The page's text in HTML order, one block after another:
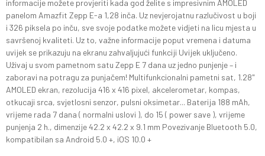
informacije možete provjeriti kada god želite s impresivnim AMOLED
panelom Amazfit Zepp E-a 1,28 inča. Uz nevjerojatnu razlučivost u boji
i 326 piksela po inču, sve svoje podatke možete vidjeti na licu mjesta u
savršenoj kvaliteti. Uz to, važne informacije poput vremena i datuma
uvijek se prikazuju na ekranu zahvaljujući funkciji Uvijek uključeno.
Uživaj u svom pametnom satu Zepp E 7 dana uz jedno punjenje – i
zaboravi na potragu za punjačem! Multifunkcionalni pametni sat, 1.28"
AMOLED ekran, rezolucija 416 x 416 pixel, akcelerometar, kompas,
otkucaji srca, svjetlosni senzor, pulsni oksimetar... Baterija 188 mAh,
vrijeme rada 7 dana ( normalni uslovi ), do 15 ( power save ), vrijeme
punjenja 2 h., dimenzije 42.2 x 42.2 x 9.1 mm Povezivanje Bluetooth 5.0,
kompatibilan sa Android 5.0 +, iOS 10.0 +